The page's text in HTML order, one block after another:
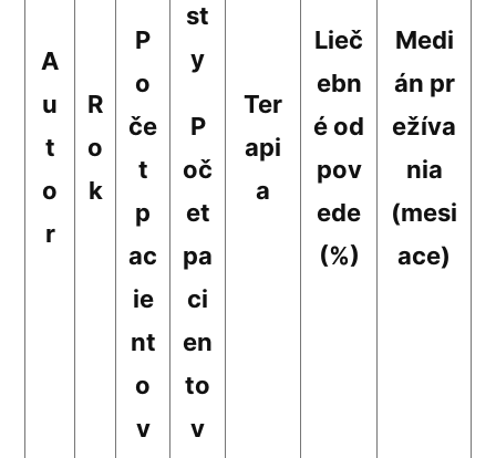
A
u
t
o
r
R
o
k
P
o
če
t
p
ac
ie
nt
o
v
st
y
P
oč
et
pa
ci
en
to
v
Ter
api
a
Lieč
ebn
é od
pov
ede
(%)
Medi
án pr
ežíva
nia
(mesi
ace)